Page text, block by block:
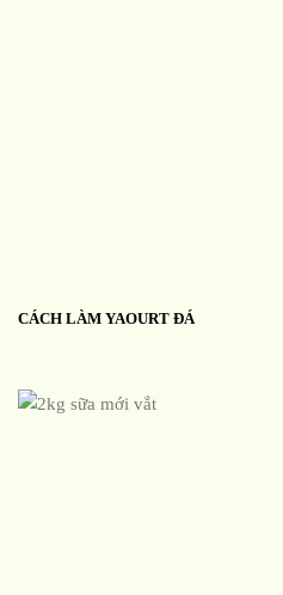
CÁCH LÀM YAOURT ĐÁ